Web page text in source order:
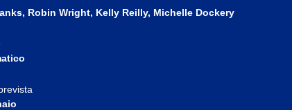
Robin Wright, Kelly Reilly, Michelle Dockery